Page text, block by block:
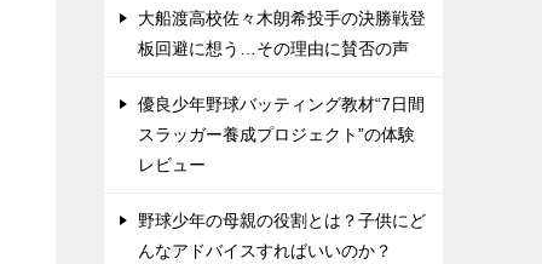
大船渡高校佐々木朗希投手の決勝戦登
板回避に想う…その理由に賛否の声
優良少年野球バッティング教材“7日間
スラッガー養成プロジェクト”の体験
レビュー
野球少年の母親の役割とは？子供にど
んなアドバイスすればいいのか？